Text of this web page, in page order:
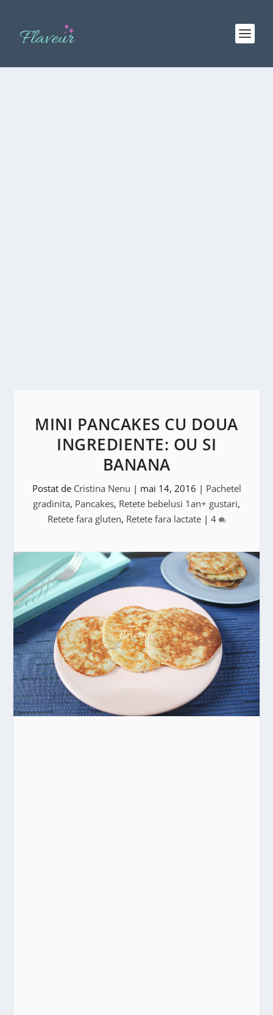
MINI PANCAKES CU DOUA
INGREDIENTE: OU SI
BANANA
Postat de Cristina Nenu | mai 14, 2016 | Pachetel
gradinita, Pancakes, Retete bebelusi 1an+ gustari,
Retete fara gluten, Retete fara lactate| 4